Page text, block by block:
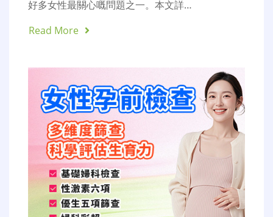
好多女性最關心嘅問題之一。本文詳…
Read More